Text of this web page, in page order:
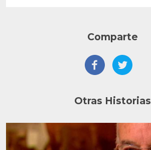
Comparte
Otras Historias